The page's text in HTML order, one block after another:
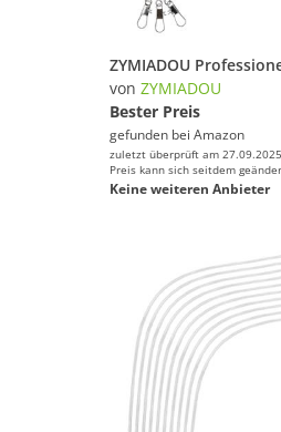
von ZYMIADOU
Bester Preis
gefunden bei Amazon
zuletzt überprüft am
Preis kann sich seitdem
Keine weiteren Anbieter